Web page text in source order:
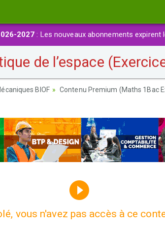
2027 : Les nouveaux abonnements expirent
de l’espace
BIOF Contenu Premium (Maths 1Bac
vous n'avez pas accès à ce